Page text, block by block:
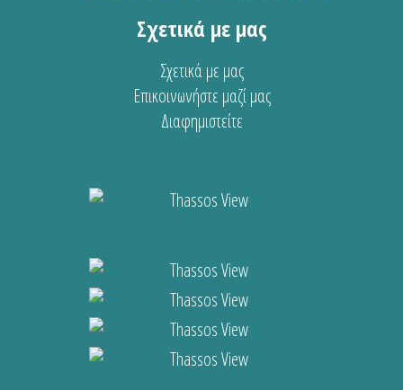
Σχετικά με μας
Σχετικά με μας
Επικοινωνήστε μαζί μας
Διαφημιστείτε